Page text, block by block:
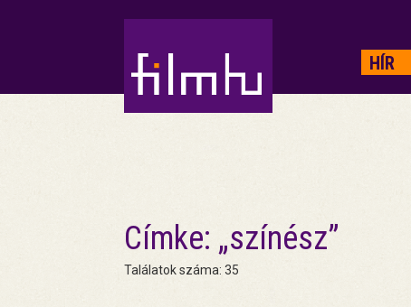
HÍR
Címke: „színész”
Találatok száma: 35